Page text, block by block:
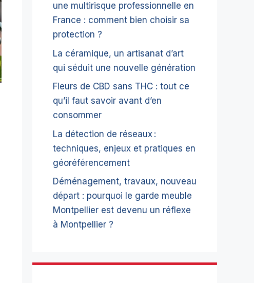
une multirisque professionnelle en
France : comment bien choisir sa
protection ?
La céramique, un artisanat d’art
qui séduit une nouvelle génération
Fleurs de CBD sans THC : tout ce
qu’il faut savoir avant d’en
consommer
La détection de réseaux :
techniques, enjeux et pratiques en
géoréférencement
Déménagement, travaux, nouveau
départ : pourquoi le garde meuble
Montpellier est devenu un réflexe
à Montpellier ?